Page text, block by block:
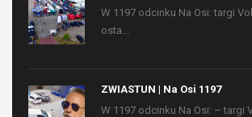
W 1197 odcinku Na Osi: targi
osta...
ZWIASTUN | Na Osi 1197
W 1197 odcinku Na Osi: – targi